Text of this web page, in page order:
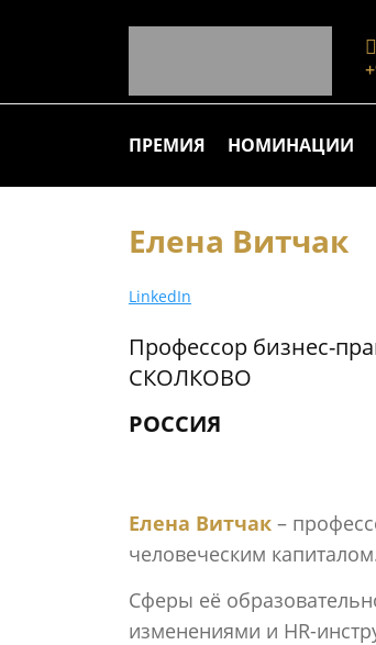
ПРЕМИЯ НОМИНАЦИИ
Елена Витчак
LinkedIn
Профессор бизнес-
СКОЛКОВО
РОССИЯ
Елена Витчак –
человеческим
Сферы её
изменениями и HR-